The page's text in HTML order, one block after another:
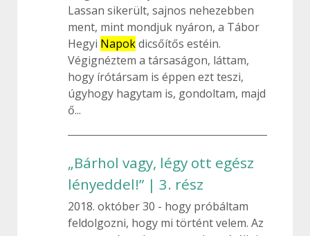
Lassan sikerült, sajnos nehezebben
ment, mint mondjuk nyáron, a Tábor
Hegyi Napokdicsőítős estéin.
Végignéztem a társaságon, láttam,
hogy írótársam is éppen ezt teszi,
úgyhogy hagytam is, gondoltam, majd
ő...
„Bárhol vagy, légy ott egész
lényeddel!” | 3. rész
2018. október 30
hogy próbáltam
feldolgozni, hogy mi történt velem. Az